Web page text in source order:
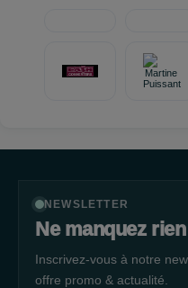
NEWSLETTER
Ne manquez
Inscrivez-vous à notre
offre promo & actualité.